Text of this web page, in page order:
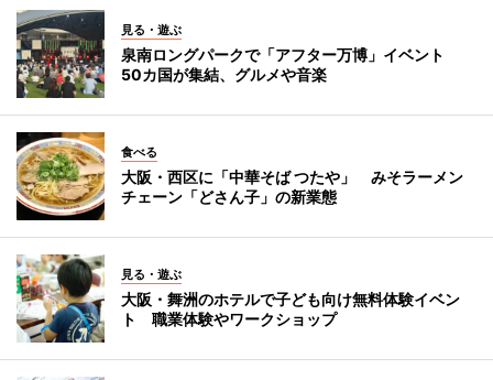
見る・遊ぶ
泉南ロングパークで「アフター万博」イベント
50カ国が集結、グルメや音楽
食べる
大阪・西区に「中華そば つたや」 みそラーメン
チェーン「どさん子」の新業態
見る・遊ぶ
大阪・舞洲のホテルで子ども向け無料体験イベン
ト 職業体験やワークショップ